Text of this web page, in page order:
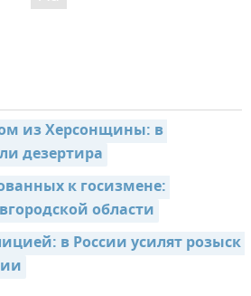
из Херсонщины: в
дезертира
к госизмене:
области
в России усилят розыск